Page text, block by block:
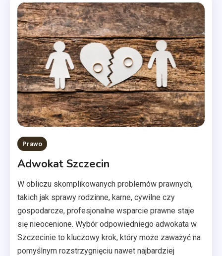
Prawo
Adwokat Szczecin
W obliczu skomplikowanych problemów prawnych,
takich jak sprawy rodzinne, karne, cywilne czy
gospodarcze, profesjonalne wsparcie prawne staje
się nieocenione. Wybór odpowiedniego adwokata w
Szczecinie to kluczowy krok, który może zaważyć na
pomyślnym rozstrzygnięciu nawet najbardziej